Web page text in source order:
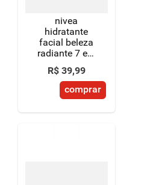
nivea
hidratante
facial beleza
radiante 7 em
1 100g
R$ 39,99
comprar